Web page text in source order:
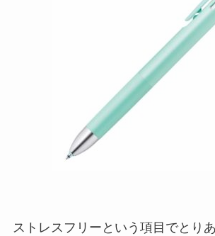
ストレスフリーという項目でとり